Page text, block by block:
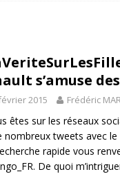
Honda dévoile un spot
s’amuse
2015 Frédéric
êtes sur les réseaux
nombreux tweets avec
rapide vous
De quoi